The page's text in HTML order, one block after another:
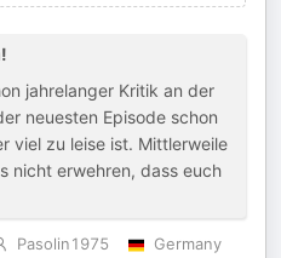
jahrelanger Kritik an der
neuesten Episode schon
viel zu leise ist. Mittlerweile
nicht erwehren, dass euch
Pasolin1975
Germany